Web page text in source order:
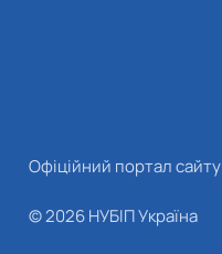
Офіційний портал сайту
© 2026 НУБІП Україна